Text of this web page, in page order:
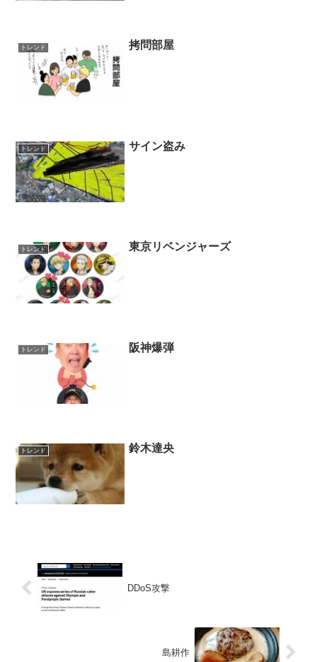
トレンド 拷問部屋
トレンド サイン盗み
トレンド 東京リベンジャーズ
トレンド 阪神爆弾
トレンド 鈴木達央
DDoS攻撃
島耕作